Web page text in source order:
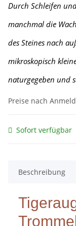
Durch Schleifen
manchmal die
des Steines nach
mikroskopisch
naturgegeben und
Preise nach
Sofort verfügbar
Beschreibung